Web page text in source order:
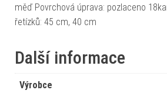
měď Povrchová úprava: pozlaceno
řetízků: 45 cm, 40 cm
Další informace
Výrobce